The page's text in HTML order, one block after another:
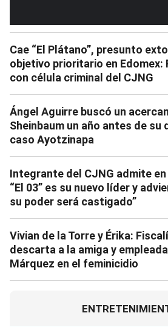
Cae “El Plátano”, presunto
objetivo prioritario en Edomex:
con célula criminal del CJNG
Ángel Aguirre buscó un
Sheinbaum un año antes de su
caso Ayotzinapa
Integrante del CJNG admite
“El 03” es su nuevo líder y
su poder será castigado”
Vivian de la Torre y Érika:
descarta a la amiga y
Márquez en el feminicidio